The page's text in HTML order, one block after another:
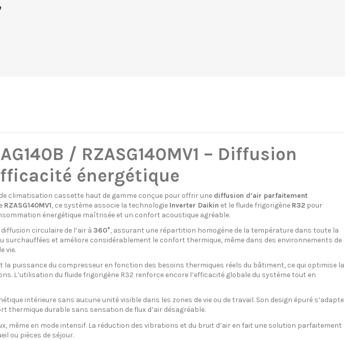
/ RZASG140MV1 – Diffusion
énergétique
climatisation cassette haut de gamme conçue pour offrir une diffusion d’air parfaitement
RZASG140MV1, ce système associe la technologie Inverter Daikin et le fluide frigorigène R32pour
énergétique maîtrisée et un confort acoustique agréable.
circulaire de l’air à 360°, assurant une répartition homogène de la température dans toute la
et améliore considérablement le confort thermique, même dans des environnements de
vie.
la puissance du compresseur en fonction des besoins thermiques réels du bâtiment, ce qui optimise la
L’utilisation du fluide frigorigène R32 renforce encore l’efficacité globale du système tout en
intérieure sans aucune unité visible dans les zones de vie ou de travail. Son design épuré s’adapte
thermique durable sans sensation de flux d’air désagréable.
en mode intensif. La réduction des vibrations et du bruit d’air en fait une solution parfaitement
ou pièces de séjour.